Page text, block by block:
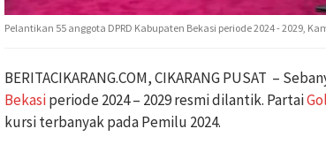
Pelantikan 55 anggota DPRD Kabupaten Bekasi periode 2024 - 2029,
BERITACIKARANG.COM, CIKARANG PUSAT –
Bekasiperiode 2024 – 2029 resmi dilantik. Partai
kursi terbanyak pada Pemilu 2024.